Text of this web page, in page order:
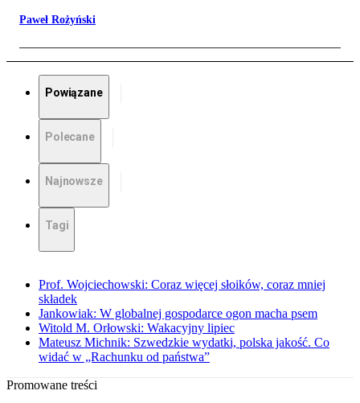
Paweł Rożyński
Powiązane
Polecane
Najnowsze
Tagi
Prof. Wojciechowski: Coraz więcej słoików, coraz mniej
składek
Jankowiak: W globalnej gospodarce ogon macha psem
Witold M. Orłowski: Wakacyjny lipiec
Mateusz Michnik: Szwedzkie wydatki, polska jakość. Co
widać w „Rachunku od państwa”
Promowane treści